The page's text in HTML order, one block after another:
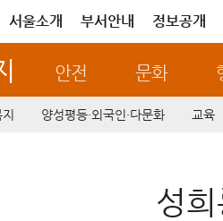
서울소개 부서안내 정보공개
안전 문화
양성평등·외국인·다문화 교육
성희